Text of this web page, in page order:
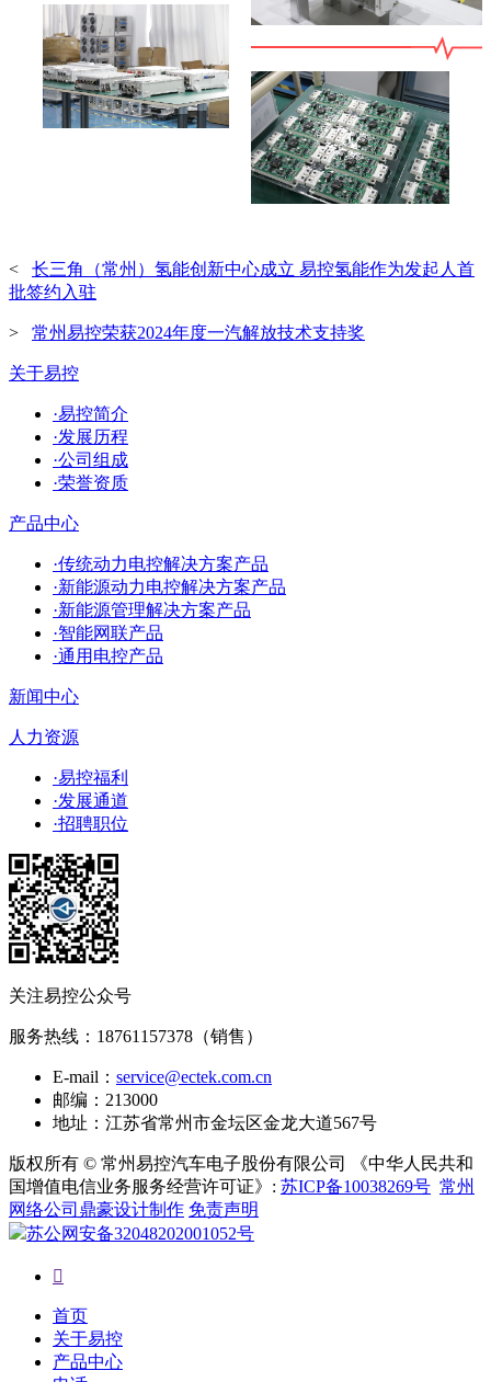
< 长三角（常州）氢能创新中心成立 易控氢能作为发起人首
批签约入驻
> 常州易控荣获2024年度一汽解放技术支持奖
关于易控
·易控简介
·发展历程
·公司组成
·荣誉资质
产品中心
·传统动力电控解决方案产品
·新能源动力电控解决方案产品
·新能源管理解决方案产品
·智能网联产品
·通用电控产品
新闻中心
人力资源
·易控福利
·发展通道
·招聘职位
关注易控公众号
服务热线： 18761157378（销售）
E-mail： service@ectek.com.cn
邮编：213000
地址：江苏省常州市金坛区金龙大道567号
版权所有 © 常州易控汽车电子股份有限公司 《中华人民共和
国增值电信业务服务经营许可证》: 苏ICP备10038269号 常州
网络公司鼎豪设计制作 免责声明
苏公网安备32048202001052号

首页
关于易控
产品中心